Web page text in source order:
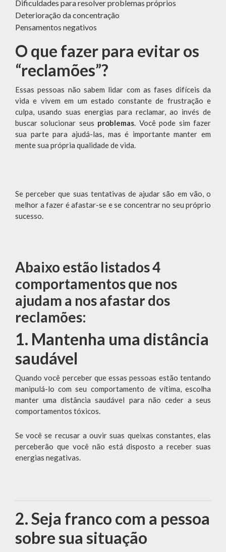
Dificuldades para resolver problemas próprios
Deterioração da concentração
Pensamentos negativos
O que fazer para evitar os
“reclamões”?
Essas pessoas não sabem lidar com as fases difíceis da
vida e vivem em um estado constante de frustração e
culpa, usando suas energias para reclamar, ao invés de
buscar solucionar seus problemas. Você pode sim fazer
sua parte para ajudá-las, mas é importante manter em
mente sua própria qualidade de vida.
Se perceber que suas tentativas de ajudar são em vão, o
melhor a fazer é afastar-se e se concentrar no seu próprio
sucesso.
Abaixo estão listados 4
comportamentos que nos
ajudam a nos afastar dos
reclamões:
1. Mantenha uma distância
saudável
Quando você perceber que essas pessoas estão tentando
manipulá-lo com seu comportamento de vítima, escolha
manter uma distância saudável para não ceder a seus
comportamentos tóxicos.
Se você se recusar a ouvir suas queixas constantes, elas
perceberão que você não está disposto a receber suas
energias negativas.
2. Seja franco com a pessoa
sobre sua situação